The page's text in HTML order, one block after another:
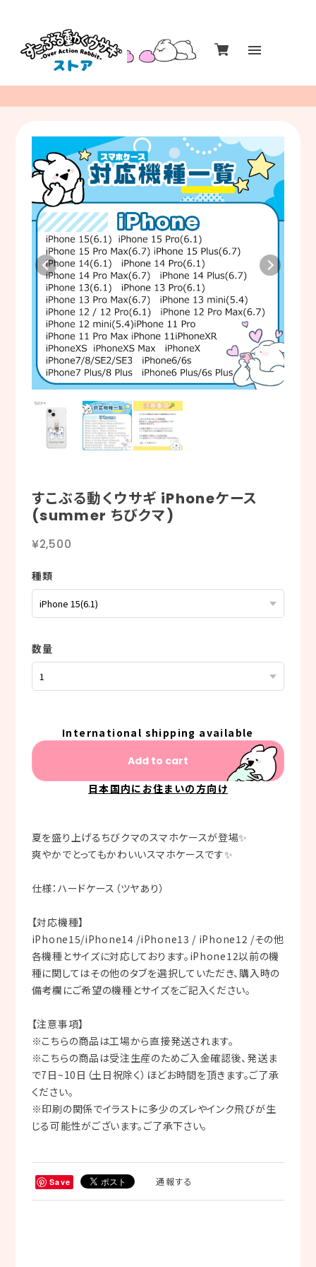
すこぶる動くウサギ iPhoneケース
(summer ちびクマ)
¥2,500
種類
数量
International shipping available
Add to cart
日本国内にお住まいの方向け
夏を盛り上げるちびクマのスマホケースが登場✨
爽やかでとってもかわいいスマホケースです✨
仕様：ハードケース（ツヤあり）
【対応機種】
iPhone15/iPhone14 /iPhone13 / iPhone12 /その他
各機種とサイズに対応しております。iPhone12以前の機
種に関してはその他のタブを選択していただき、購入時の
備考欄にご希望の機種とサイズをご記入ください。
【注意事項】
※こちらの商品は工場から直接発送されます。
※こちらの商品は受注生産のためご入金確認後、発送ま
で7日~10日（土日祝除く）ほどお時間を頂きます。ご了承
ください。
※印刷の関係でイラストに多少のズレやインク飛びが生
じる可能性がございます。ご了承下さい。
Save 通報する